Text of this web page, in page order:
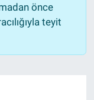
önce
teyit